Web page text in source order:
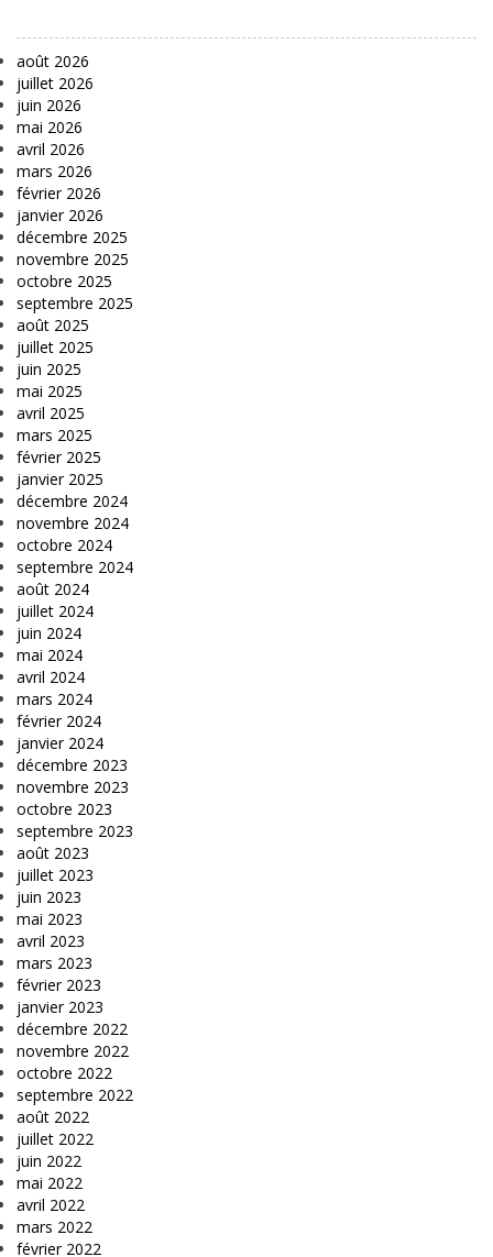
août 2026
juillet 2026
juin 2026
mai 2026
avril 2026
mars 2026
février 2026
janvier 2026
décembre 2025
novembre 2025
octobre 2025
septembre 2025
août 2025
juillet 2025
juin 2025
mai 2025
avril 2025
mars 2025
février 2025
janvier 2025
décembre 2024
novembre 2024
octobre 2024
septembre 2024
août 2024
juillet 2024
juin 2024
mai 2024
avril 2024
mars 2024
février 2024
janvier 2024
décembre 2023
novembre 2023
octobre 2023
septembre 2023
août 2023
juillet 2023
juin 2023
mai 2023
avril 2023
mars 2023
février 2023
janvier 2023
décembre 2022
novembre 2022
octobre 2022
septembre 2022
août 2022
juillet 2022
juin 2022
mai 2022
avril 2022
mars 2022
février 2022